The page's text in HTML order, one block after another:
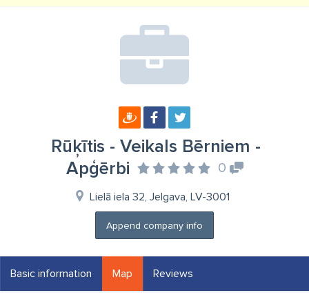
Rūķītis - Veikals Bērniem -
Apģērbi
0
Lielā iela 32, Jelgava, LV-3001
Append company info
Basic information Map Reviews